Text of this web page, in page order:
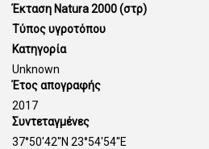
Έκταση Natura 2000 (στρ)
Τύπος υγροτόπου
Κατηγορία
Unknown
Έτος απογραφής
2017
Συντεταγμένες
37°50'42''N 23°54'54''E